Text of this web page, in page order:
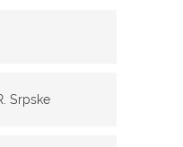
Srpske